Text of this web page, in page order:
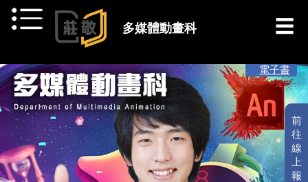
跳到主要內容
多媒體動畫科
前
往
線
上
報
電子書